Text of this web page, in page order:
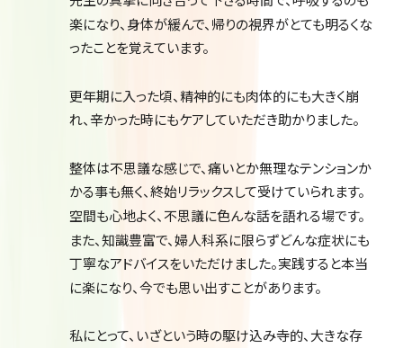
楽になり、身体が緩んで、帰りの視界がとても明るくな
ったことを覚えています。
更年期に入った頃、精神的にも肉体的にも大きく崩
れ、辛かった時にもケアしていただき助かりました。
整体は不思議な感じで、痛いとか無理なテンションか
かる事も無く、終始リラックスして受けていられます。
空間も心地よく、不思議に色んな話を語れる場です。
また、知識豊富で、婦人科系に限らずどんな症状にも
丁寧なアドバイスをいただけました。実践すると本当
に楽になり、今でも思い出すことがあります。
私にとって、いざという時の駆け込み寺的、大きな存